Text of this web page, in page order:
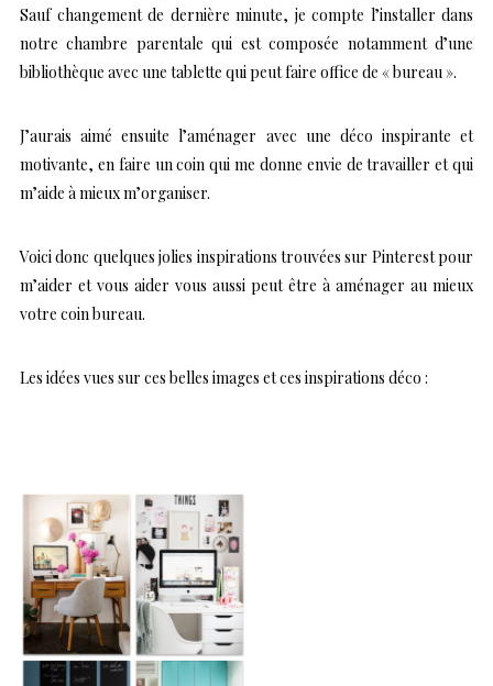
Sauf changement de dernière minute, je compte l’installer dans
notre chambre parentale qui est composée notamment d’une
bibliothèque avec une tablette qui peut faire office de « bureau ».
J’aurais aimé ensuite l’aménager avec une déco inspirante et
motivante, en faire un coin qui me donne envie de travailler et qui
m’aide à mieux m’organiser.
Voici donc quelques jolies inspirations trouvées sur Pinterest pour
m’aider et vous aider vous aussi peut être à aménager au mieux
votre coin bureau.
Les idées vues sur ces belles images et ces inspirations déco :